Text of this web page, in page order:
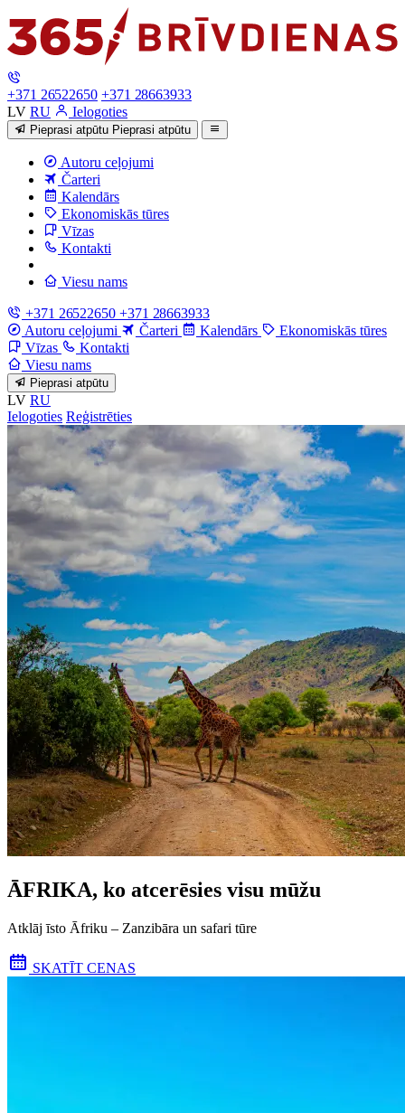
+371 26522650 +371 28663933
LV RU Ielogoties
Pieprasi atpūtu Pieprasi atpūtu
Autoru ceļojumi
Čarteri
Kalendārs
Ekonomiskās tūres
Vīzas
Kontakti
Viesu nams
+371 26522650 +371 28663933
Autoru ceļojumi
Čarteri Kalendārs
Ekonomiskās tūres
Vīzas
Kontakti
Viesu nams
Pieprasi atpūtu
LV RU
Ielogoties Reģistrēties
ĀFRIKA, ko atcerēsies visu mūžu
Atklāj īsto Āfriku – Zanzibāra un safari tūre
SKATĪT CENAS